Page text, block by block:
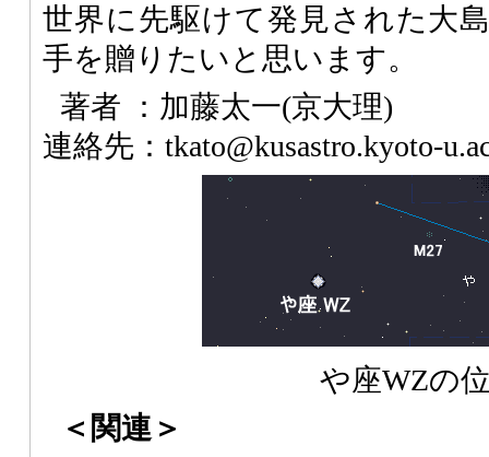
世界に先駆けて発見された大
手を贈りたいと思います。
著者 ：加藤太一(京大理)
連絡先：tkato@kusastro.kyoto-
や座WZの
＜関連＞